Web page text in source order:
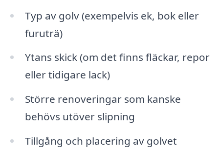
Typ av golv (exempelvis ek, bok eller
furuträ)
Ytans skick (om det finns fläckar, repor
eller tidigare lack)
Större renoveringar som kanske
behövs utöver slipning
Tillgång och placering av golvet